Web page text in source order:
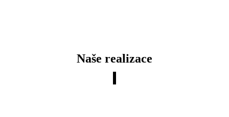
Naše realizace